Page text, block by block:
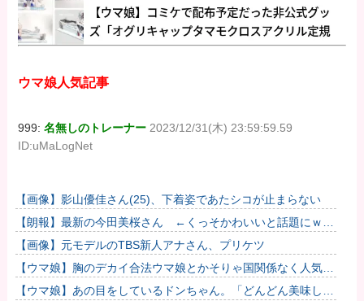
ウマ娘人気記事
999:名無しのトレーナー 2023/12/31(木) 23:59:59.59
ID:uMaLogNet
【画像】影山優佳さん(25)、下着姿であたシコが止まらない
【朗報】最新の今田美桜さん ←くっそかわいいと話題にｗｗ
ｗ 【Pickup08083021】
【画像】元モデルのTBS新人アナさん、プリケツ
【ウマ娘】胸のデカイ合法ウマ娘とかそりゃ国関係なく人気出
るわな
【ウマ娘】あの目をしているドンちゃん。「どんどん美味しく